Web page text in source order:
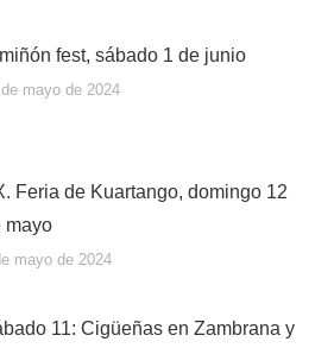
fest, sábado 1 de junio
mayo de 2024
Feria de Kuartango, domingo 12
mayo
mayo de 2024
11: Cigüeñas en Zambrana y